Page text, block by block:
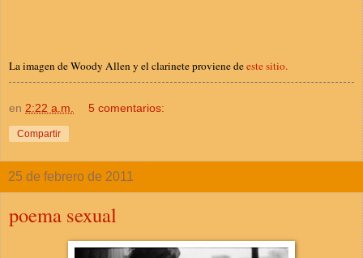
La imagen de Woody Allen y el clarinete proviene deeste sitio.
en 2:22 a.m. 5 comentarios:
Compartir
25 de febrero de 2011
poema sexual